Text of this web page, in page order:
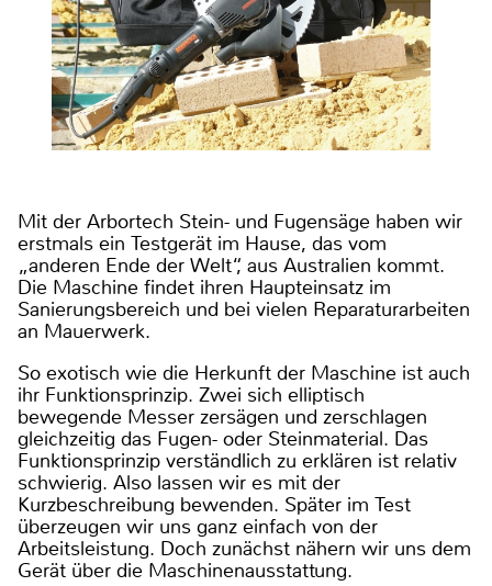
Mit der Arbortech Stein- und Fugensäge haben wir
erstmals ein Testgerät im Hause, das vom
„anderen Ende der Welt“, aus Australien kommt.
Die Maschine findet ihren Haupteinsatz im
Sanierungsbereich und bei vielen Reparaturarbeiten
an Mauerwerk.
So exotisch wie die Herkunft der Maschine ist auch
ihr Funktionsprinzip. Zwei sich elliptisch
bewegende Messer zersägen und zerschlagen
gleichzeitig das Fugen- oder Steinmaterial. Das
Funktionsprinzip verständlich zu erklären ist relativ
schwierig. Also lassen wir es mit der
Kurzbeschreibung bewenden. Später im Test
überzeugen wir uns ganz einfach von der
Arbeitsleistung. Doch zunächst nähern wir uns dem
Gerät über die Maschinenausstattung.